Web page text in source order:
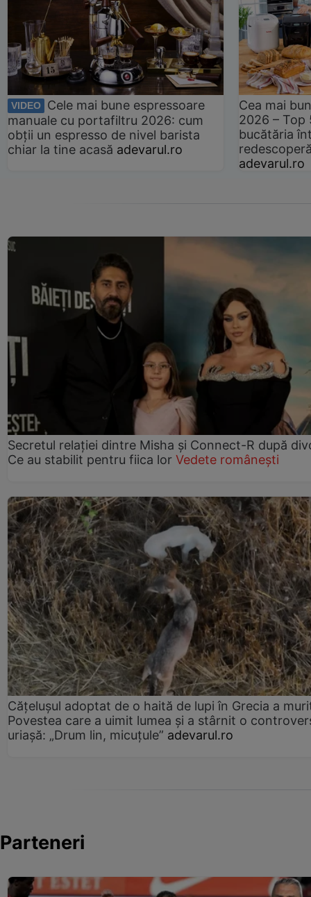
VIDEO
Cele mai bune espressoare
manuale cu portafiltru 2026: cum
obții un espresso de nivel barista
chiar la tine acasă adevarul.ro
Cea mai
2026 –
bucătăria
adevarul.ro
Secretul relației dintre Misha și Connect-R după
Ce au stabilit pentru fiica lor Vedete românești
Cățelușul adoptat de o haită de lupi în Grecia a
Povestea care a uimit lumea și a stârnit o
uriașă: „Drum lin, micuțule” adevarul.ro
Parteneri